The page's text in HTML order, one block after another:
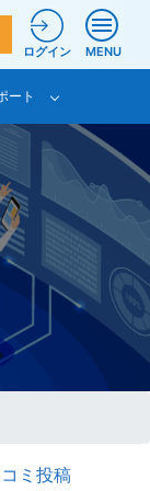
ログイン
MENU
ート
ミ投稿